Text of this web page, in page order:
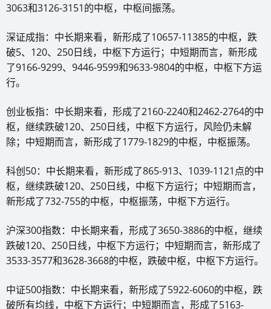
3063和3126-3151的中枢，中枢间振荡。
深证成指：中长期来看，新形成了10657-11385的中枢，跌
破5、120、250日线，中枢下方运行；中短期而言，新形成
了9166-9299、9446-9599和9633-9804的中枢，中枢下方运
行。
创业板指：中长期来看，形成了2160-2240和2462-2764的中
枢，继续跌破120、250日线，中枢下方运行，风险仍未解
除；中短期而言，新形成了1779-1829的中枢，中枢振荡。
科创50：中长期来看，新形成了865-913、1039-1121点的中
枢，继续跌破120、250日线，中枢下方运行；中短期而言，
新形成了732-755的中枢，中枢振荡，中枢下方运行。
沪深300指数：中长期来看，形成了3650-3886的中枢，继续
跌破120、250日线，中枢下方运行；中短期而言，新形成了
3533-3577和3628-3668的中枢，跌破中枢，中枢下方运行。
中证500指数：中长期来看，新形成了5922-6060的中枢，跌
破所有均线，中枢下方运行；中短期而言，形成了5163-